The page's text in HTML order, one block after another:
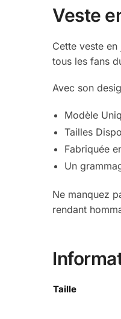
Veste
Cette veste
tous les fans
Avec son
Modèle
Tailles
Fabriquée
Un
Ne manquez
rendant
Taille